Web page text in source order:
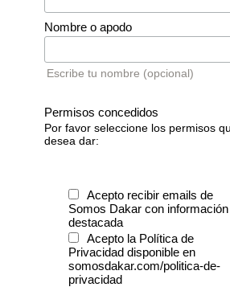
Nombre o apodo
Escribe tu nombre (opcional)
Permisos concedidos
Por favor seleccione los permisos
desea dar:
Acepto recibir emails de
Somos Dakar con información
destacada
Acepto la Política de
Privacidad disponible en
somosdakar.com/politica-de-
privacidad